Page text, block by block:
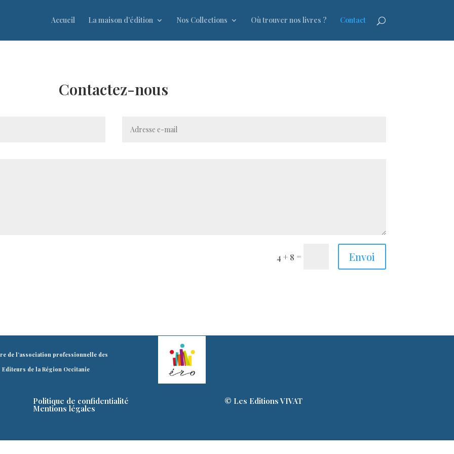
Accueil La maison d’édition Nos Collections Où trouver nos livres ? Contact
Contactez-nous
4 + 8 = Envoi
de l’association professionnelle des
Editeurs de la Région Occitanie
Politique de confidentialité
Mentions légales
© Les Editions VIVAT